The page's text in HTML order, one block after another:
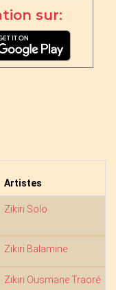
sur:
Artistes
Zikiri Solo
Zikiri Balamine
Zikiri Ousmane Traoré